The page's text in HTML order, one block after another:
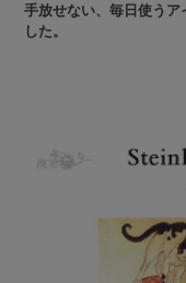
手放せない、毎日使うア
した。